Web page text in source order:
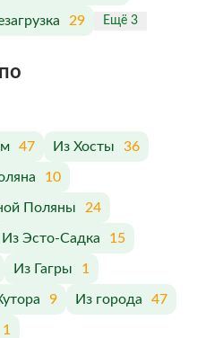
29 Ещё 3
47 Из Хосты 36
10
Поляны 24
Из Эсто-Садка 15
Из Гагры 1
9 Из города 47
1